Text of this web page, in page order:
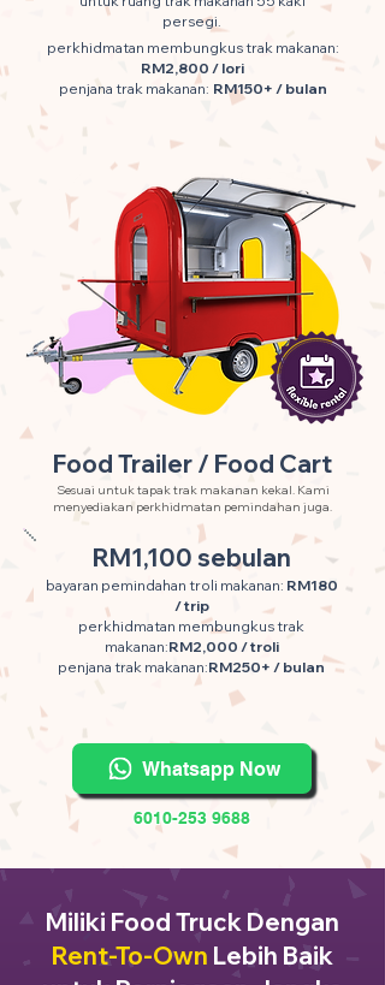
persegi.
perkhidmatan membungkus trak makanan:
RM2,800 / lori
penjana trak makanan: RM150+ / bulan
Food Trailer / Food Cart
Sesuai untuk tapak trak makanan kekal. Kami
menyediakan perkhidmatan pemindahan juga.
RM1,100 sebulan
bayaran pemindahan troli makanan: RM180
/ trip
perkhidmatan membungkus trak
makanan:RM2,000 / troli
penjana trak makanan:RM250+ / bulan
Whatsapp Now
6010-253 9688
Miliki Food Truck Dengan
Rent-To-Own Lebih Baik